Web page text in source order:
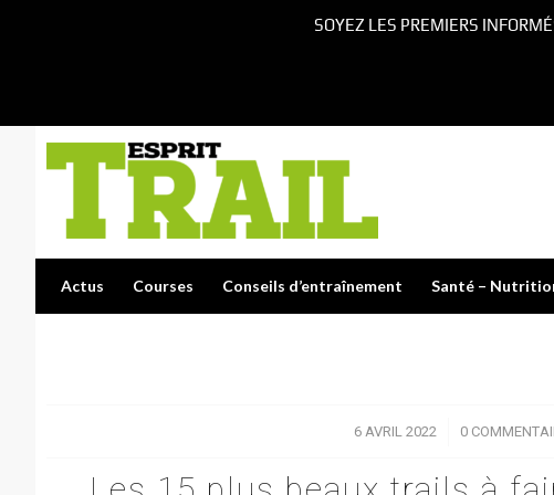
Actus Courses Conseils d’entraînement Santé –
6 AVRIL 2022
/ 0 /
SOYEZ LES PREMIERS